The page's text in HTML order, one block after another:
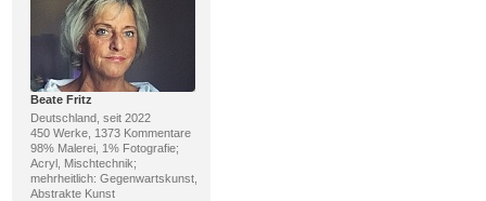
Beate Fritz
Deutschland, seit 2022
450 Werke, 1373 Kommentare
98% Malerei, 1% Fotografie;
Acryl, Mischtechnik;
mehrheitlich: Gegenwartskunst,
Abstrakte Kunst